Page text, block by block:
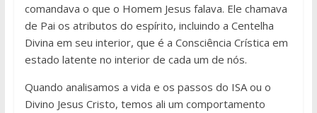
comandava o que o Homem Jesus falava. Ele chamava
de Pai os atributos do espírito, incluindo a Centelha
Divina em seu interior, que é a Consciência Crística em
estado latente no interior de cada um de nós.
Quando analisamos a vida e os passos do ISA ou o
Divino Jesus Cristo, temos ali um comportamento